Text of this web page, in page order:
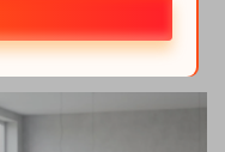
블, 접이식 롤링 회의 및
장, 회의실용